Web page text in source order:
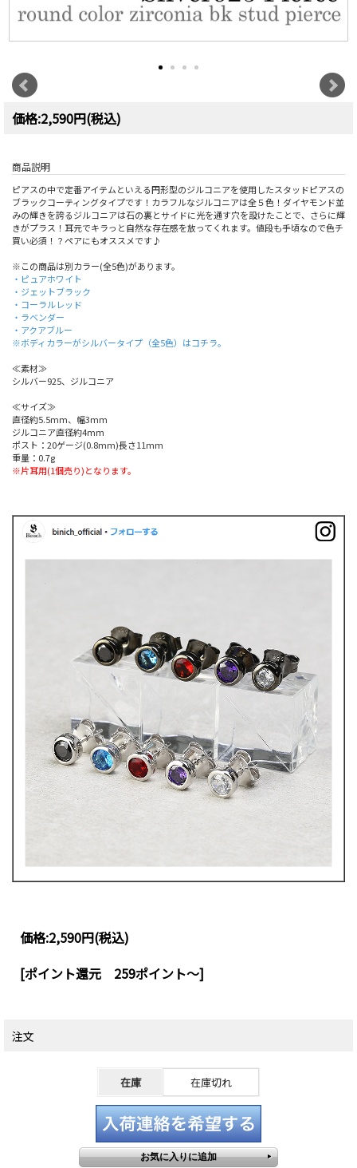
価格:2,590円(税込)
商品説明
ピアスの中で定番アイテムといえる円形型のジルコニアを使用したスタッドピアスの
ブラックコーティングタイプです！カラフルなジルコニアは全５色！ダイヤモンド並
みの輝きを誇るジルコニアは石の裏とサイドに光を通す穴を設けたことで、さらに輝
きがプラス！耳元でキラっと自然な存在感を放ってくれます。値段も手頃なので色チ
買い必須！？ペアにもオススメです♪
※この商品は別カラー(全5色)があります。
・ピュアホワイト
・ジェットブラック
・コーラルレッド
・ラベンダー
・アクアブルー
※ボディカラーがシルバータイプ（全5色）はコチラ。
≪素材≫
シルバー925、ジルコニア
≪サイズ≫
直径約5.5mm、幅3mm
ジルコニア直径約4mm
ポスト：20ゲージ(0.8mm)長さ11mm
重量：0.7g
※片耳用(1個売り)となります。
価格:2,590円(税込)
[ポイント還元 259ポイント～]
注文
在庫 在庫切れ